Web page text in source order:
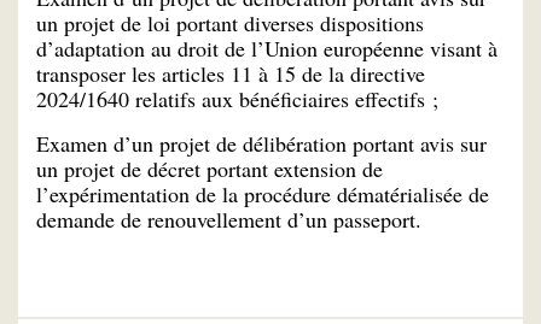
un projet de loi portant diverses dispositions
d’adaptation au droit de l’Union européenne visant à
transposer les articles 11 à 15 de la directive
2024/1640 relatifs aux bénéficiaires effectifs ;
Examen d’un projet de délibération portant avis sur
un projet de décret portant extension de
l’expérimentation de la procédure dématérialisée de
demande de renouvellement d’un passeport.